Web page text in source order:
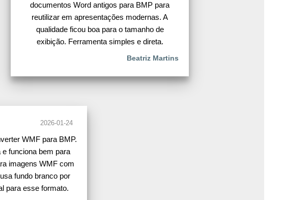
documentos Word antigos para BMP para
reutilizar em apresentações modernas. A
qualidade ficou boa para o tamanho de
exibição. Ferramenta simples e direta.
Beatriz Martins
2026-01-24
WMF para BMP.
funciona bem para
imagens WMF com
fundo branco por
para esse formato.